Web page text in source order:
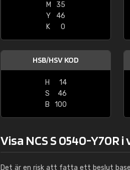
M
35
Y
46
K
0
HSB/HSV KOD
H
14
S
46
B
100
Visa NCS S 0540-Y70R
Det är en risk att fatta ett beslut